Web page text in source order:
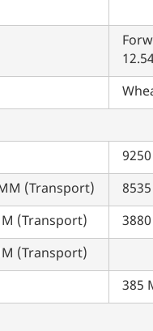
(Transport)
(Transport)
(Transport)
385